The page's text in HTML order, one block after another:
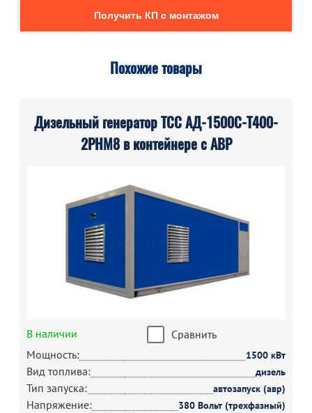
Получить КП с монтажом
Похожие товары
Дизельный генератор ТСС АД-1500С-Т400-
2РНМ8 в контейнере с АВР
В наличии
Сравнить
Мощность:
1500 кВт
Вид топлива: дизель
Тип запуска: автозапуск (авр)
Напряжение: 380 Вольт (трехфазный)